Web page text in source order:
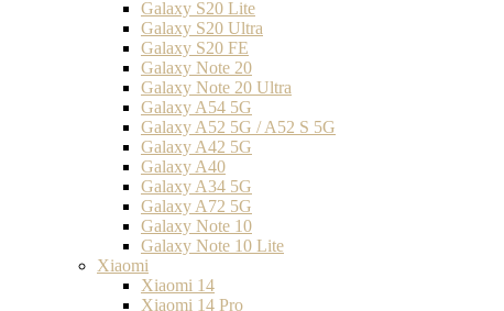
Galaxy S20 Lite
Galaxy S20 Ultra
Galaxy S20 FE
Galaxy Note 20
Galaxy Note 20 Ultra
Galaxy A54 5G
Galaxy A52 5G / A52 S 5G
Galaxy A42 5G
Galaxy A40
Galaxy A34 5G
Galaxy A72 5G
Galaxy Note 10
Galaxy Note 10 Lite
Xiaomi
Xiaomi 14
Xiaomi 14 Pro